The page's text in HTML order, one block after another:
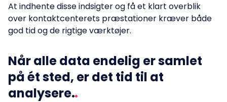
At indhente disse indsigter og få et klart overblik
over kontaktcenterets præstationer kræver både
god tid og de rigtige værktøjer.
Når alle data endelig er samlet
på ét sted, er det tid til at
analysere.